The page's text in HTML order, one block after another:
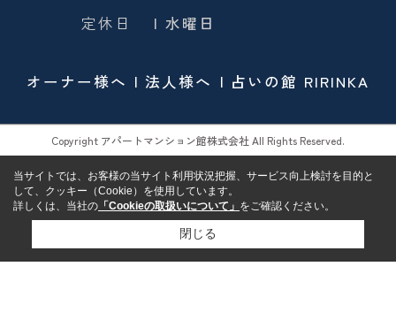
定休日
| 水曜日
オーナー様へ 法人様へ 占いの館 RIRINKA
Copyright アパートマンション館株式会社 All Rights Reserved.
当サイトでは、お客様の当サイト利用状況把握、サービス向上検討を目的と
して、クッキー（Cookie）を使用しています。
詳しくは、当社の 「Cookieの取扱いについて」 をご確認ください。
閉じる